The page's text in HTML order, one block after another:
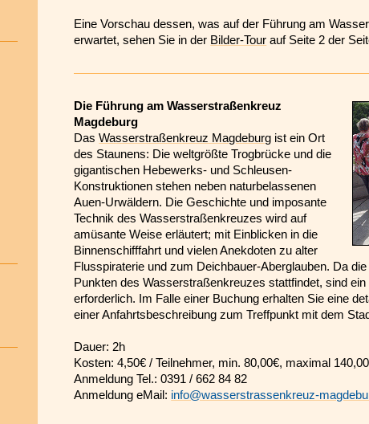
Eine Vorschau dessen, was auf der Führung am
erwartet, sehen Sie in der Bilder-Tour auf Seite 2 der
Die Führung am Wasserstraßenkreuz
Magdeburg
Das Wasserstraßenkreuz Magdeburg ist ein Ort
des Staunens: Die weltgrößte Trogbrücke und die
gigantischen Hebewerks- und Schleusen-
Konstruktionen stehen neben naturbelassenen
Auen-Urwäldern. Die Geschichte und imposante
Technik des Wasserstraßenkreuzes wird auf
amüsante Weise erläutert; mit Einblicken in die
Binnenschifffahrt und vielen Anekdoten zu alter
Flusspiraterie und zum Deichbauer-Aberglauben. Da
Punkten des Wasserstraßenkreuzes stattfindet, sind
erforderlich. Im Falle einer Buchung erhalten Sie eine
einer Anfahrtsbeschreibung zum Treffpunkt mit dem
Dauer: 2h
Kosten: 4,50€ / Teilnehmer, min. 80,00€, maximal
Anmeldung Tel.: 0391 / 662 84 82
Anmeldung eMail: info@wasserstrassenkreuz-